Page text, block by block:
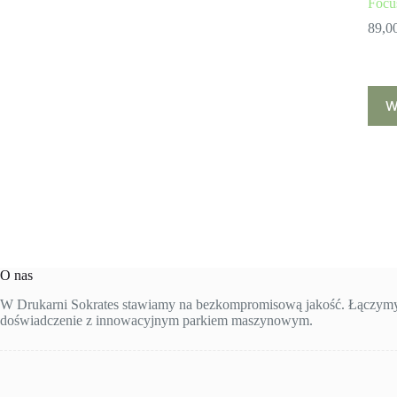
ma
O nas
W Drukarni Sokrates stawiamy na bezkompromisową jakość.
doświadczenie z innowacyjnym parkiem maszynowym.